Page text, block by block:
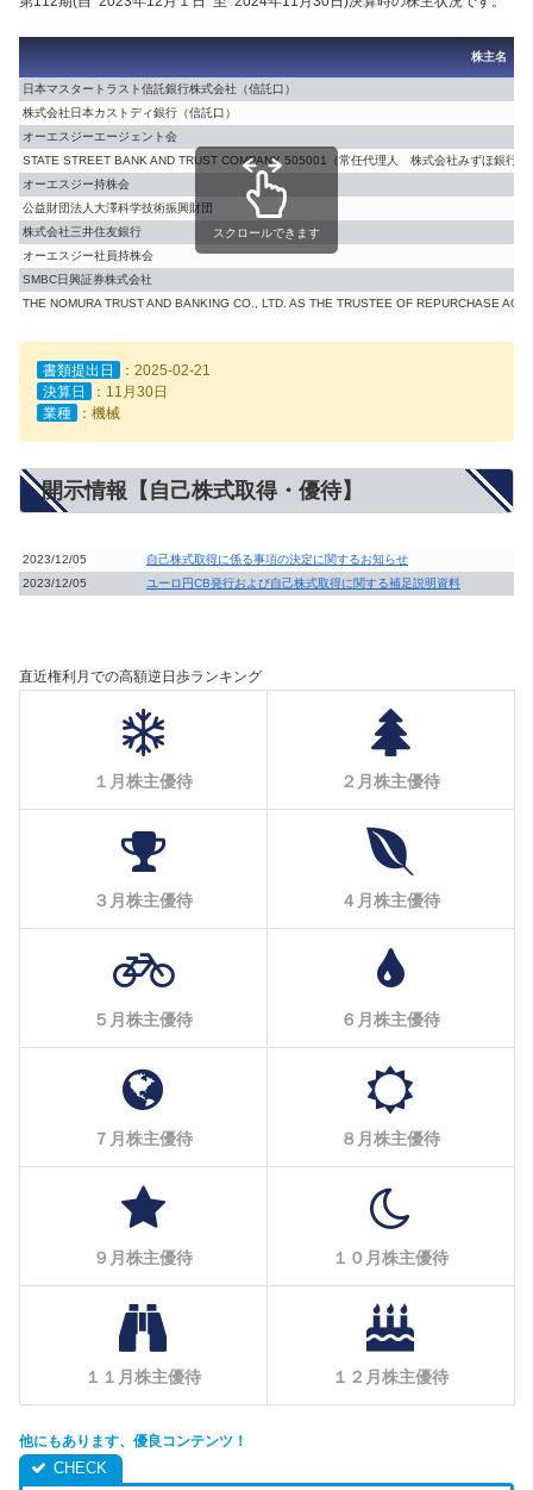
株主名
日本マスタートラスト信託銀行株式会社（信託口）
株式会社日本カストディ銀行（信託口）
オーエスジーエージェント会
STATE STREET BANK AND TRUST COMPANY 505001（常任代理人 株式会社みずほ銀行決
オーエスジー持株会
公益財団法人大澤科学技術振興財団
株式会社三井住友銀行
オーエスジー社員持株会
SMBC日興証券株式会社
THE NOMURA TRUST AND BANKING CO., LTD. AS THE TRUSTEE OF REPURCHASE
スクロールできます
書類提出日
：2025-02-21
決算日
：11月30日
業種
：機械
開示情報【自己株式取得・優待】
2023/12/05
自己株式取得に係る事項の決定に関するお知らせ
2023/12/05
ユーロ円CB発行および自己株式取得に関する補足説明資料
直近権利月での高額逆日歩ランキング
１月株主優待 ２月株主優待
３月株主優待 ４月株主優待
５月株主優待 ６月株主優待
７月株主優待 ８月株主優待
９月株主優待 １０月株主優待
１１月株主優待 １２月株主優待
他にもあります、優良コンテンツ！